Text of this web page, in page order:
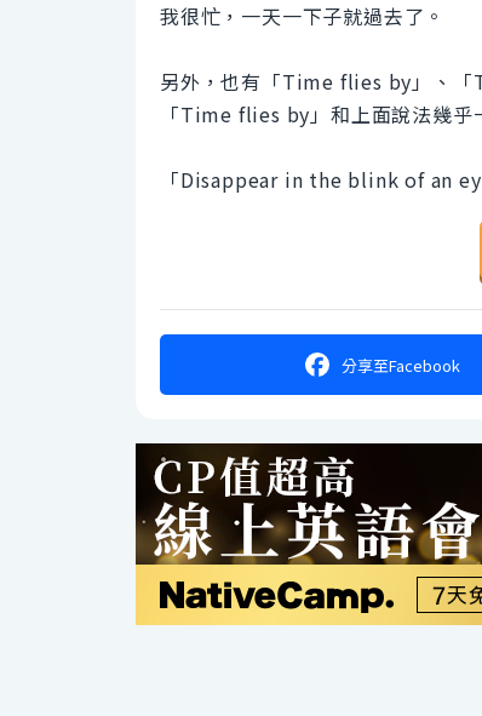
我很忙，一天一下子就過去了。
另外，也有「Time flies by」、
「Time flies by」和上面說法幾乎
「Disappear in the blink of an
分享至Facebook